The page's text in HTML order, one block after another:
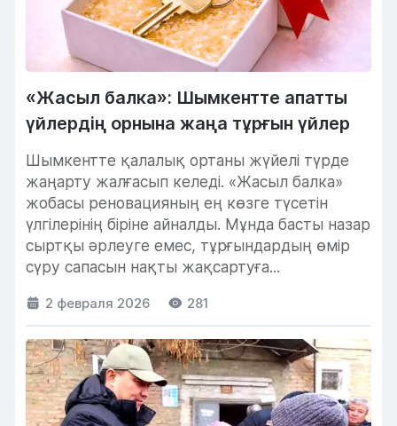
«Жасыл балка»: Шымкентте апатты
үйлердің орнына жаңа тұрғын үйлер
Шымкентте қалалық ортаны жүйелі түрде
жаңарту жалғасып келеді. «Жасыл балка»
жобасы реновацияның ең көзге түсетін
үлгілерінің біріне айналды. Мұнда басты назар
сыртқы әрлеуге емес, тұрғындардың өмір
сүру сапасын нақты жақсартуға...
2 февраля 2026 281